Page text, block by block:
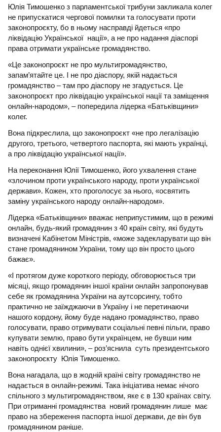
Юлія Тимошенко з парламентської трибуни закликала колег
не припускатися чергової помилки та голосувати проти
законопроєкту, бо в ньому насправді йдеться «про
ліквідацію Української нації», а не про надання діаспорі
права отримати українське громадянство.
«Це законопроєкт не про мультигромадянство,
запам’ятайте це. І не про діаспору, якій надається
громадянство – там про діаспору не згадується. Це
законопроєкт про ліквідацію української нації та заміщення
онлайн-народом», – попередила лідерка «Батьківщини»
колег.
Вона підкреслила, що законопроєкт «не про легалізацію
другого, третього, четвертого паспорта, які мають українці,
а про ліквідацію української нації».
На переконання Юлії Тимошенко, його ухвалення стане
«злочином проти українського народу, проти української
держави». Кожен, хто проголосує за нього, «освятить
заміну українського народу онлайн-народом».
Лідерка «Батьківщини» вважає неприпустимим, що в режимі
онлайн, будь-який громадянин з 40 країн світу, які будуть
визначені Кабінетом Міністрів, «може задекларувати що він
стане громадянином України, тому що він просто цього
бажає».
«І протягом дуже короткого періоду, обговорюється три
місяці, якщо громадянин іншої країни онлайн запропонував
себе як громадянина України на аутсорсингу, тобто
практично не заїжджаючи в Україну і не перетинаючи
нашого кордону, йому буде надано громадянство, право
голосувати, право отримувати соціальні певні пільги, право
купувати землю, право бути українцем, не бувши ним
навіть однієї хвилини», – роз’яснила суть президентського
законопроєкту Юлія Тимошенко.
Вона нагадала, що в жодній країні світу громадянство не
надається в онлайн-режимі. Така ініціатива немає нічого
спільного з мультигромадянством, яке є в 130 країнах світу.
При отриманні громадянства новий громадянин лише має
право на збереження паспорта іншої держави, де він був
громадянином раніше.